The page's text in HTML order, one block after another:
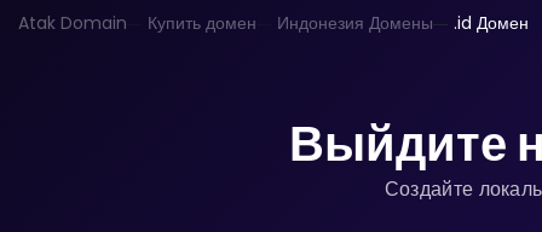
Atak Domain Купить домен Индонезия Домены .id Домен
Выйдите
Создайте